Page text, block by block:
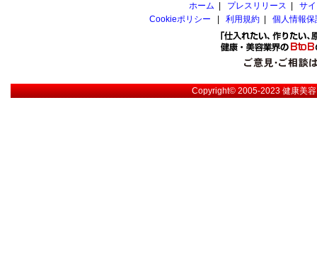
ホーム
プレスリリース
サ
Cookieポリシー
利用規約 個人情報
Copyright© 2005-2023健康美